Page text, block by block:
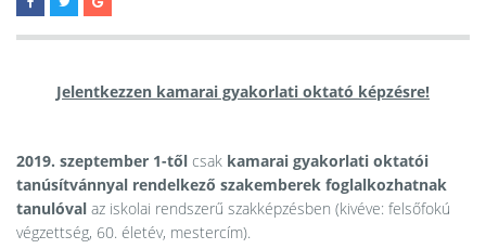
Jelentkezzen kamarai gyakorlati oktató képzésre!
2019. szeptember 1-től csak kamarai gyakorlati oktatói
tanúsítvánnyal rendelkező szakemberek foglalkozhatnak
tanulóval az iskolai rendszerű szakképzésben (kivéve: felsőfokú
végzettség, 60. életév, mestercím).